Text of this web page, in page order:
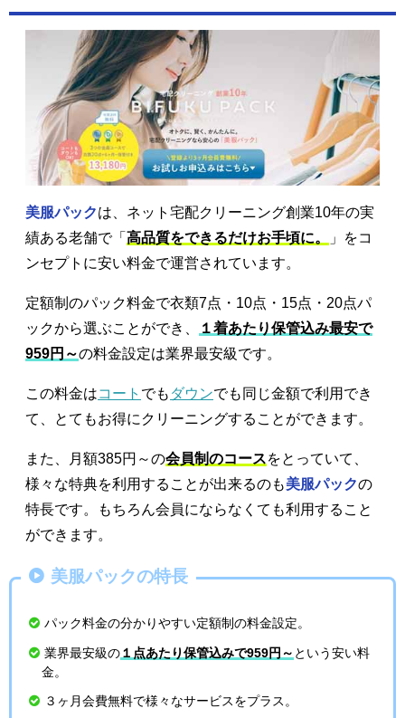
美服パックは、ネット宅配クリーニング創業10年の実
績ある老舗で「 高品質をできるだけお手頃に。
」をコ
ンセプトに安い料金で運営されています。
定額制のパック料金で衣類7点・10点・15点・20点パ
ックから選ぶことができ、
１着あたり保管込み最安で
959円～の料金設定は業界最安級です。
この料金はコート でも ダウンでも同じ金額で利用でき
て、とてもお得にクリーニングすることができます。
また、月額385円～の会員制のコースをとっていて、
様々な特典を利用することが出来るのも美服パックの
特長です。もちろん会員にならなくても利用すること
ができます。
美服パックの特長
パック料金の分かりやすい定額制の料金設定。
業界最安級の１点あたり保管込みで959円～ という安い料
金。
３ヶ月会費無料で様々なサービスをプラス。